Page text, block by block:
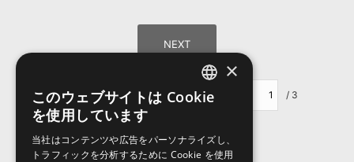
ページ移動： / 3
ENGLISH
×
このウェブサイトは Cookie
を使用しています
当社はコンテンツや広告をパーソナライズし、
トラフィックを分析するために Cookie を使用